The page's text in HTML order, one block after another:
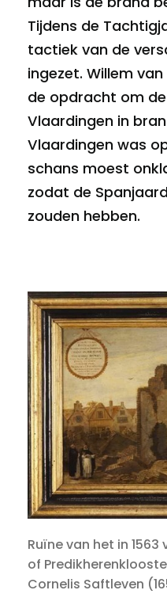
Tijdens de
tactiek van de
ingezet. Willem
de opdracht om
Vlaardingen in
Vlaardingen was
schans moest
zodat de
zouden hebben.
Ruïne van het in
of
Cornelis Saftleven